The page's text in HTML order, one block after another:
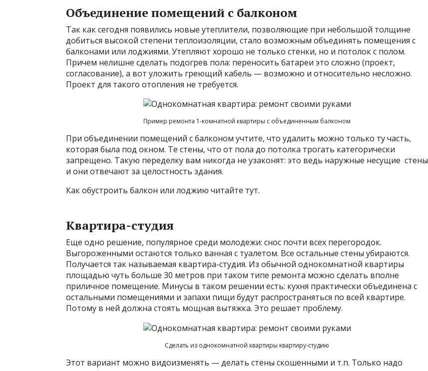
Объединение помещений с балконом
Так как сегодня появились новые утеплители, позволяющие при небольшой толщине
добиться высокой степени теплоизоляции, стало возможным объединять помещения с
балконами или лоджиями. Утепляют хорошо не только стенки, но и потолок с полом.
Причем нелишне сделать подогрев пола: переносить батареи это сложно (проект,
согласование), а вот уложить греющий кабель — возможно и относительно несложно.
Проект для такого отопления не требуется.
Пример ремонта 1-комнатной квартиры с объединенным балконом
При объединении помещений с балконом учтите, что удалить можно только ту часть,
которая была под окном. Те стены, что от пола до потолка трогать категорически
запрещено. Такую переделку вам никогда не узаконят: это ведь наружные несущие стены
и они отвечают за целостность здания.
Как обустроить балкон или лоджию читайте тут.
Квартира-студия
Еще одно решение, популярное среди молодежи: снос почти всех перегородок.
Выгороженными остаются только ванная с туалетом. Все остальные стены убираются.
Получается так называемая квартира-студия. Из обычной однокомнатной квартиры
площадью чуть больше 30 метров при таком типе ремонта можно сделать вполне
приличное помещение. Минусы в таком решении есть: кухня практически объединена с
остальными помещениями и запахи пищи будут распространяться по всей квартире.
Потому в ней должна стоять мощная вытяжка. Это решает проблему.
Сделать из однокомнатной квартиры квартиру-студию
Этот вариант можно видоизменять — делать стены скошенными и т.п. Только надо